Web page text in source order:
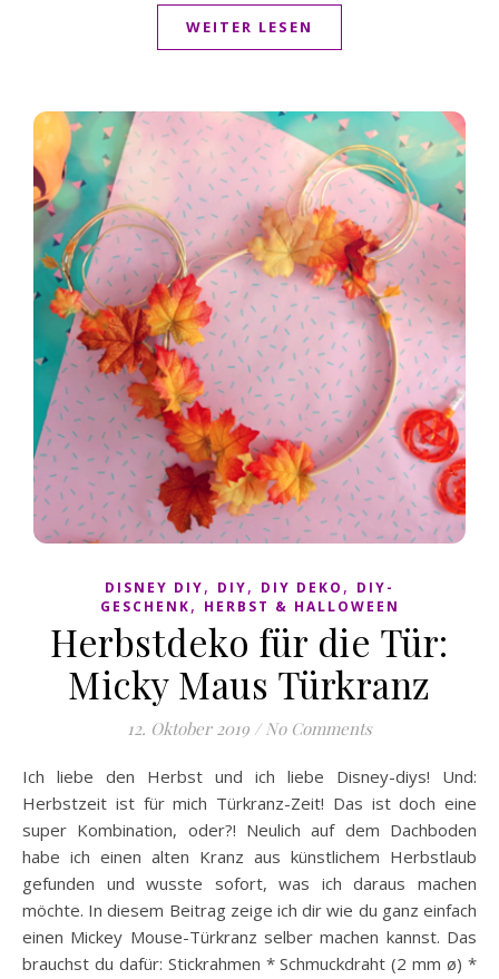
WEITER LESEN
DISNEY DIY, DIY, DIY DEKO , DIY-
GESCHENK, HERBST & HALLOWEEN
Herbstdeko für die Tür:
Micky Maus Türkranz
12. Oktober 2019 / No Comments
Ich liebe den Herbst und ich liebe Disney-diys! Und:
Herbstzeit ist für mich Türkranz-Zeit! Das ist doch eine
super Kombination, oder?! Neulich auf dem Dachboden
habe ich einen alten Kranz aus künstlichem Herbstlaub
gefunden und wusste sofort, was ich daraus machen
möchte. In diesem Beitrag zeige ich dir wie du ganz einfach
einen Mickey Mouse-Türkranz selber machen kannst. Das
brauchst du dafür: Stickrahmen * Schmuckdraht (2 mm ø) *